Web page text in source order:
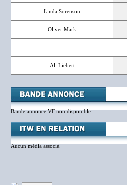
Linda Sorenson
Oliver Mark
Ali Liebert
Bande annonce VF non disponible.
Aucun média associé.